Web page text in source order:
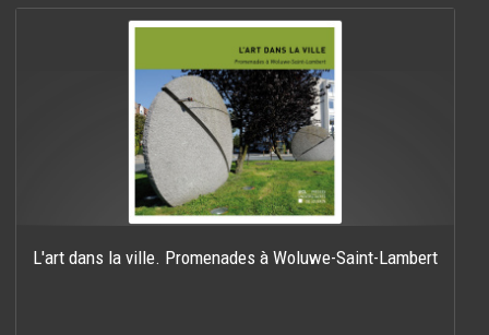
L'art dans la ville. Promenades à Woluwe-Saint-Lambert